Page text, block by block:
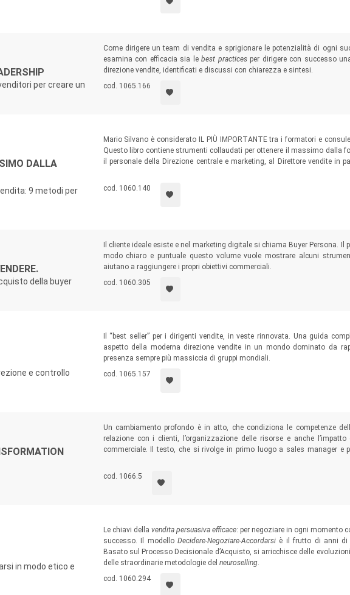
per creare un
Come dirigere un team di vendita e sprigionare le potenzialità di ogni
esamina con efficacia sia lebest practicesper dirigere con successo
direzione vendite, identificati e discussi con chiarezza e sintesi.
cod. 1065.166
DALLA
9 metodi per
Mario Silvano è considerato IL PIÙ IMPORTANTE tra i formatori e
Questo libro contiene strumenti collaudati per ottenere il massimo dalla
il personale della Direzione centrale e marketing, al Direttore vendite in
area, capi distretto, ispettori e capi filiale) e ai venditori ed agenti che
cod. 1060.140
della buyer
Il cliente ideale esiste e nel marketing digitale si chiama Buyer Persona. Il
modo chiaro e puntuale questo volume vuole mostrare alcuni
aiutano a raggiungere i propri obiettivi commerciali.
cod. 1060.305
e controllo
Il “best seller” per i dirigenti vendite, in veste rinnovata. Una guida
aspetto della moderna direzione vendite in un mondo dominato da
presenza sempre più massiccia di gruppi mondiali.
cod. 1065.157
Un cambiamento profondo è in atto, che condiziona le competenze
relazione con i clienti, l’organizzazione delle risorse e anche
commerciale. Il testo, che si rivolge in primo luogo a sales manager e
studiosi e studenti in formazione, aiuta a comprendere e gestire
prevalentemente sul contesto B2B.
cod. 1066.5
in modo etico e
Le chiavi della vendita persuasiva efficace: per negoziare in ogni momento
successo. Il modello Decidere-Negoziare-Accordarsiè il frutto di anni di
Basato sul Processo Decisionale d’Acquisto, si arricchisce delle
delle straordinarie metodologie del neuroselling.
cod. 1060.294